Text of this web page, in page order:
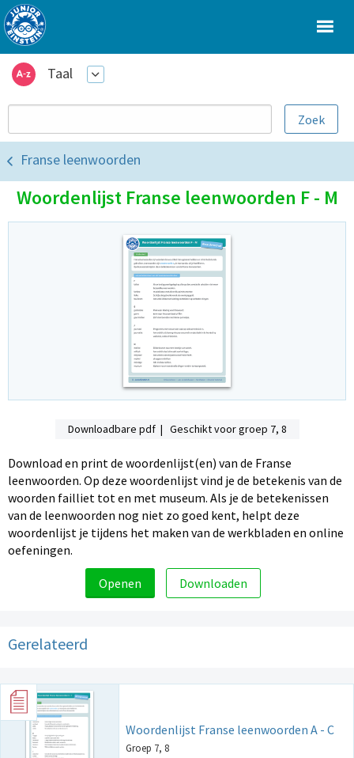
Taal
Franse leenwoorden
Woordenlijst Franse leenwoorden F - M
Downloadbare pdf | Geschikt voor groep 7, 8
Download en print de woordenlijst(en) van de Franse
leenwoorden. Op deze woordenlijst vind je de betekenis van de
woorden failliet tot en met museum. Als je de betekenissen
van de leenwoorden nog niet zo goed kent, helpt deze
woordenlijst je tijdens het maken van de werkbladen en online
oefeningen.
Openen Downloaden
Gerelateerd
Woordenlijst Franse leenwoorden A - C
Groep 7, 8